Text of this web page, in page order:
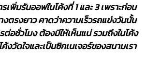
เพิ่มรันออฟในโค้งที่ 1 และ 3 เพราะก่อน
ตรงยาว คาดว่าความเร็วรถแข่งวันนั้น
อชั่วโมง ต้องมีให้เห็นแน่ รวมถึงในโค้ง
งวัดใจและเป็นซิกเนเจอร์ของสนามเรา